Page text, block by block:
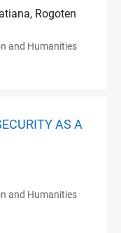
Rogoten
and Humanities
AS A
and Humanities